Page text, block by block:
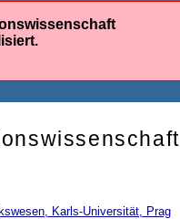
Karls-Universität, Prag